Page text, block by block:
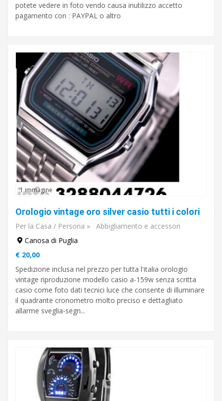
potete vedere in foto vendo causa inutilizzo accetto
pagamento con : PAYPAL o altro
1 immagine
Orologio vintage oro silver casio tutti i colori
Per la Casa / Persona »
Abbigliamento e accessori
Canosa di Puglia
€ 20,00
Spedizione inclusa nel prezzo per tutta l'italia orologio
vintage riproduzione modello casio a-159w senza scritta
casio come foto dati tecnici luce che consente di illuminare
il quadrante cronometro molto preciso e dettagliato
allarme sveglia-segn...